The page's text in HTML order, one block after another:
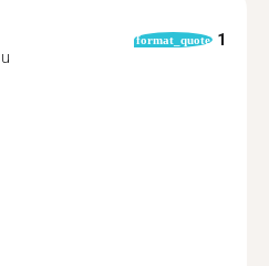
format_quote 1